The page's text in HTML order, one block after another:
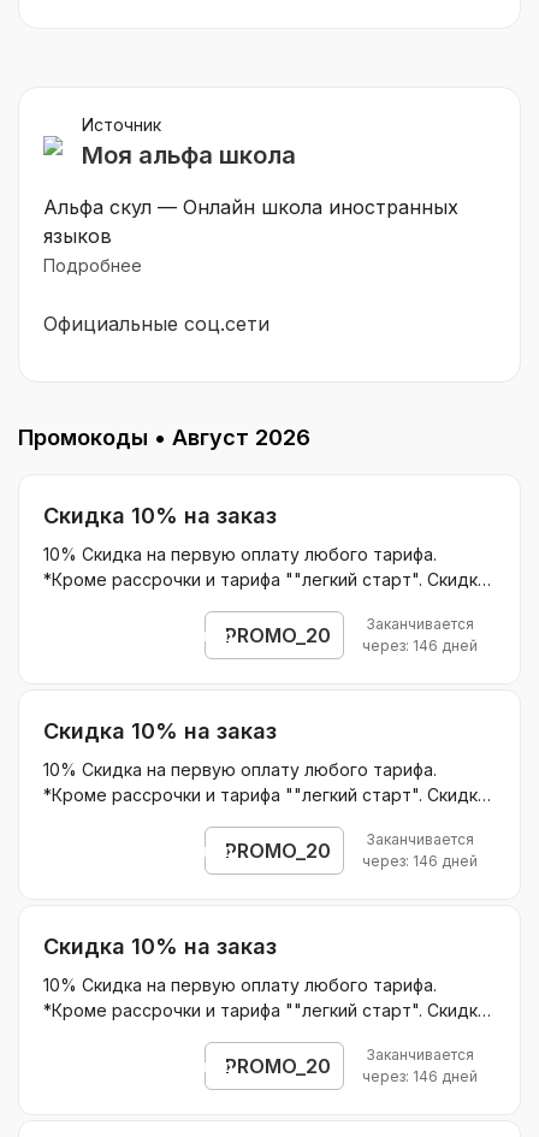
Источник
Моя альфа школа
Альфа скул — Онлайн школа иностранных
языков
Подробнее
Официальные соц.сети
Промокоды • Август 2026
Скидка 10% на заказ
10% Скидка на первую оплату любого тарифа.
*Кроме рассрочки и тарифа ""легкий старт". Скидка
проведения Акций школы.PROMO_20
Открыть промокод
Заканчивается
через: 146 дней
Скидка 10% на заказ
10% Скидка на первую оплату любого тарифа.
*Кроме рассрочки и тарифа ""легкий старт". Скидка
проведения Акций школы.PROMO_20
Открыть промокод
Заканчивается
через: 146 дней
Скидка 10% на заказ
10% Скидка на первую оплату любого тарифа.
*Кроме рассрочки и тарифа ""легкий старт". Скидка
проведения Акций школы.PROMO_20
Открыть промокод
Заканчивается
через: 146 дней